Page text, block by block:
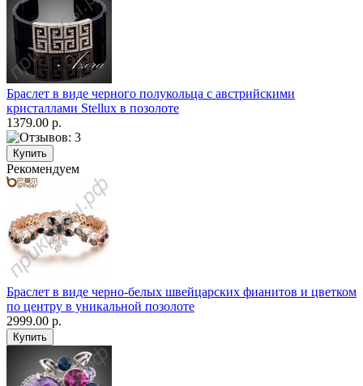
Браслет в виде черного полукольца с австрийскими
кристаллами Stellux в позолоте
1379.00 р.
Рекомендуем
Браслет в виде черно-белых швейцарских фианитов и цветком
по центру в уникальной позолоте
2999.00 р.